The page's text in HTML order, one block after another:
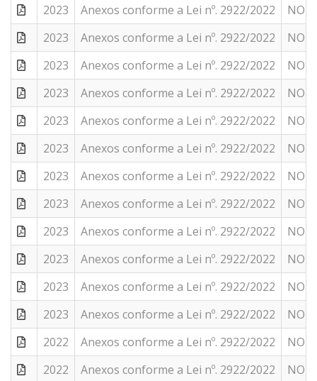
2023
Anexos conforme a Lei nº. 2922/2022
2023
Anexos conforme a Lei nº. 2922/2022
2023
Anexos conforme a Lei nº. 2922/2022
2023
Anexos conforme a Lei nº. 2922/2022
2023
Anexos conforme a Lei nº. 2922/2022
2023
Anexos conforme a Lei nº. 2922/2022
2023
Anexos conforme a Lei nº. 2922/2022
2023
Anexos conforme a Lei nº. 2922/2022
2023
Anexos conforme a Lei nº. 2922/2022
2023
Anexos conforme a Lei nº. 2922/2022
2023
Anexos conforme a Lei nº. 2922/2022
2023
Anexos conforme a Lei nº. 2922/2022
2022
Anexos conforme a Lei nº. 2922/2022
2022
Anexos conforme a Lei nº. 2922/2022